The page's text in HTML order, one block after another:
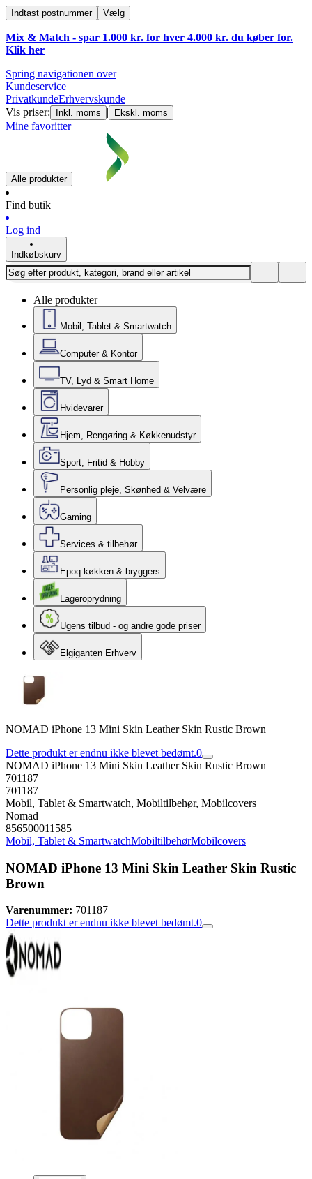
Indtast postnummer Vælg
Mix & Match - spar 1.000 kr. for hver 4.000 kr. du køber for.
Klik her
Spring navigationen over
Kundeservice
PrivatkundeErhvervskunde
Vis priser:
Inkl. moms | Ekskl. moms
Mine favoritter
Alle produkter
Find butik
Log ind
Indkøbskurv
Alle produkter
Mobil, Tablet & Smartwatch
Computer & Kontor
TV, Lyd & Smart Home
Hvidevarer
Hjem, Rengøring & Køkkenudstyr
Sport, Fritid & Hobby
Personlig pleje, Skønhed & Velvære
Gaming
Services & tilbehør
Epoq køkken & bryggers
Lageroprydning
Ugens tilbud - og andre gode priser
Elgiganten Erhverv
NOMAD iPhone 13 Mini Skin Leather Skin Rustic Brown
Dette produkt er endnu ikke blevet bedømt.0
NOMAD iPhone 13 Mini Skin Leather Skin Rustic Brown
701187
701187
Mobil, Tablet & Smartwatch, Mobiltilbehør, Mobilcovers
Nomad
856500011585
Mobil, Tablet & SmartwatchMobiltilbehørMobilcovers
NOMAD iPhone 13 Mini Skin Leather Skin Rustic
Brown
Varenummer: 701187
Dette produkt er endnu ikke blevet bedømt.0